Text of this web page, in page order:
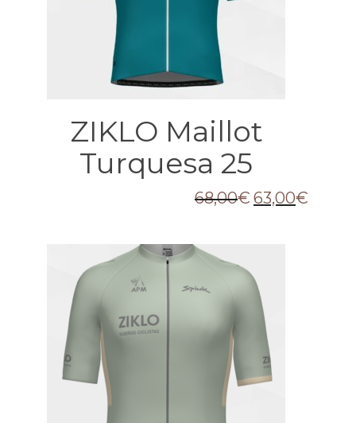
ZIKLO Maillot
Turquesa 25
68,00€ 63,00€